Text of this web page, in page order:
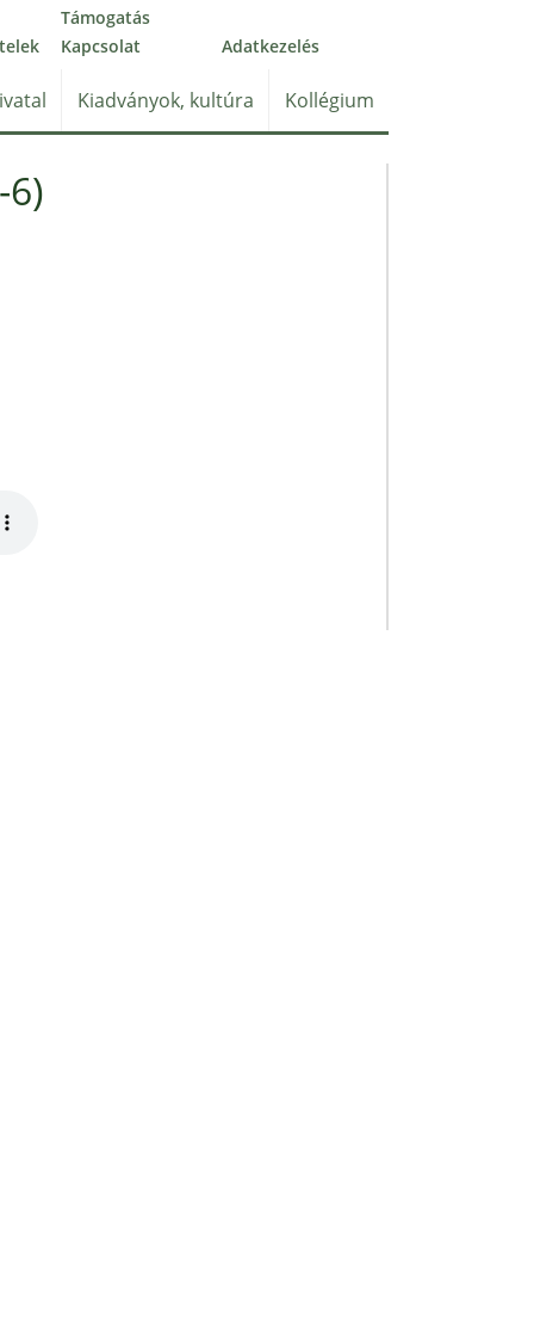
Támogatás
Kapcsolat Adatkezelés
Kiadványok, kultúra Kollégium